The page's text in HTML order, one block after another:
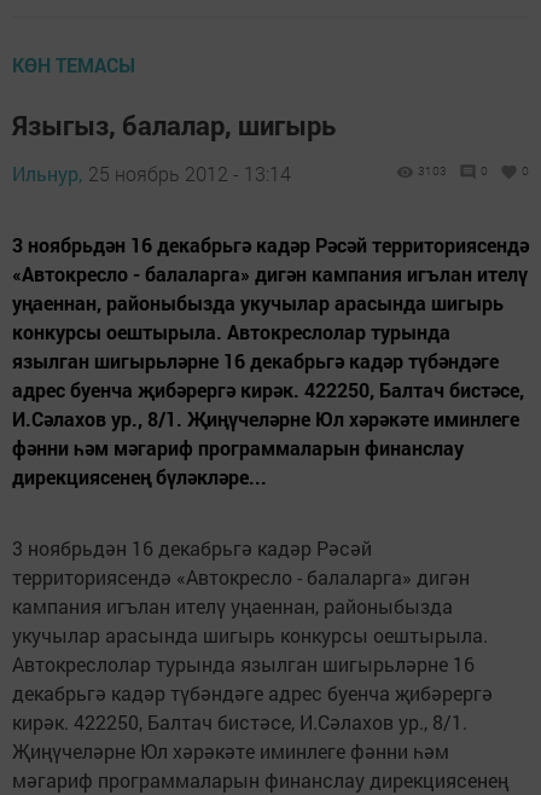
КӨН ТЕМАСЫ
Языгыз, балалар, шигырь
Ильнур, 25 ноябрь 2012 - 13:14 3103 0 0
3 ноябрьдән 16 декабрьгә кадәр Рәсәй территориясендә
«Автокресло - балаларга» дигән кампания игълан ителү
уңаеннан, районыбызда укучылар арасында шигырь
конкурсы оештырыла. Автокреслолар турында
язылган шигырьләрне 16 декабрьгә кадәр түбәндәге
адрес буенча җибәрергә кирәк. 422250, Балтач бистәсе,
И.Сәлахов ур., 8/1. Җиңүчеләрне Юл хәрәкәте иминлеге
фәнни һәм мәгариф программаларын финанслау
дирекциясенең бүләкләре...
3 ноябрьдән 16 декабрьгә кадәр Рәсәй
территориясендә «Автокресло - балаларга» дигән
кампания игълан ителү уңаеннан, районыбызда
укучылар арасында шигырь конкурсы оештырыла.
Автокреслолар турында язылган шигырьләрне 16
декабрьгә кадәр түбәндәге адрес буенча җибәрергә
кирәк. 422250, Балтач бистәсе, И.Сәлахов ур., 8/1.
Җиңүчеләрне Юл хәрәкәте иминлеге фәнни һәм
мәгариф программаларын финанслау дирекциясенең